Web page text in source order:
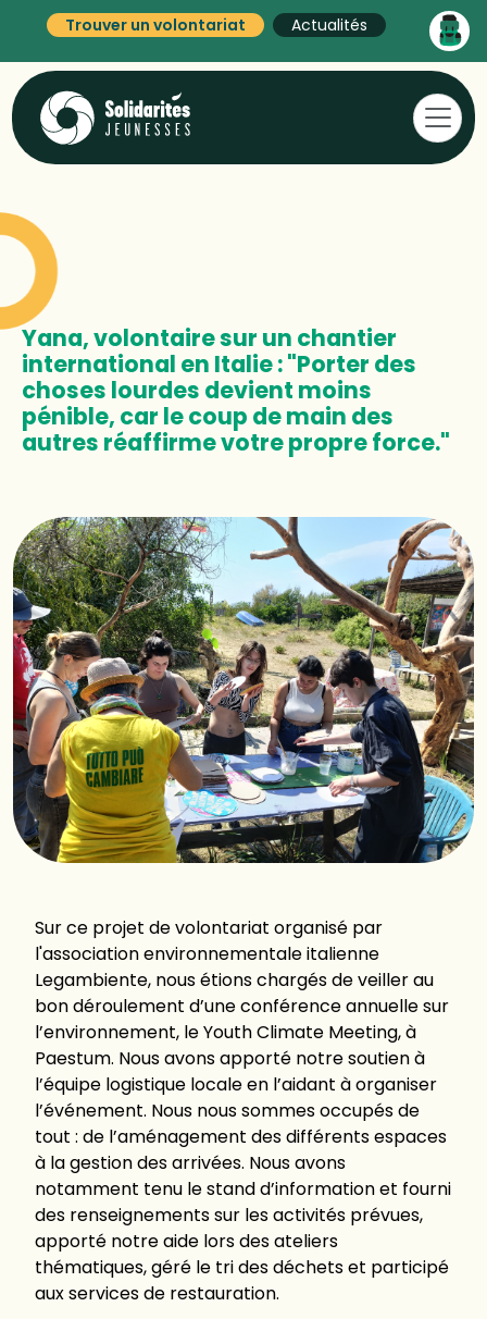
Trouver un volontariat Actualités
Yana, volontaire sur un chantier
international en Italie : "Porter des
choses lourdes devient moins
pénible, car le coup de main des
autres réaffirme votre propre force."
Sur ce projet de volontariat organisé par
l'association environnementale italienne
Legambiente, nous étions chargés de veiller au
bon déroulement d’une conférence annuelle sur
l’environnement, le Youth Climate Meeting, à
Paestum. Nous avons apporté notre soutien à
l’équipe logistique locale en l’aidant à organiser
l’événement. Nous nous sommes occupés de
tout : de l’aménagement des différents espaces
à la gestion des arrivées. Nous avons
notamment tenu le stand d’information et fourni
des renseignements sur les activités prévues,
apporté notre aide lors des ateliers
thématiques, géré le tri des déchets et participé
aux services de restauration.